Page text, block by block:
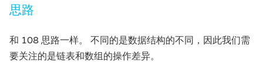
思路
和 108 思路一样。 不同的是数据结构的不同，因此我们需
要关注的是链表和数组的操作差异。